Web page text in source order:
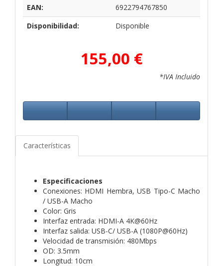
EAN:
6922794767850
Disponibilidad:
Disponible
155,00 €
*IVA Incluido
Características
Especificaciones
Conexiones: HDMI Hembra, USB Tipo-C Macho
/ USB-A Macho
Color: Gris
Interfaz entrada: HDMI-A 4K@60Hz
Interfaz salida: USB-C/ USB-A (1080P@60Hz)
Velocidad de transmisión: 480Mbps
OD: 3.5mm
Longitud: 10cm